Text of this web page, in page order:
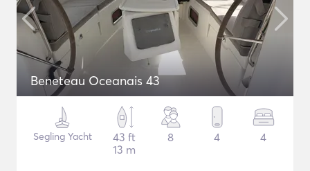
Beneteau Oceanais 43
Segling Yacht
43 ft
13 m
8 4 4